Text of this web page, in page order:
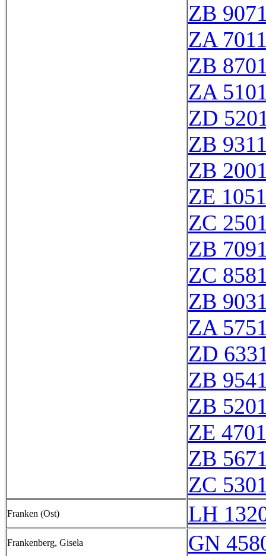
ZB
ZA
ZB
ZA
ZD
ZB
ZB
ZE
ZC
ZB
ZC
ZB
ZA
ZD
ZB
ZB
ZE
ZB
ZC
Franken (Ost) LH
Frankenberg, Gisela
GN